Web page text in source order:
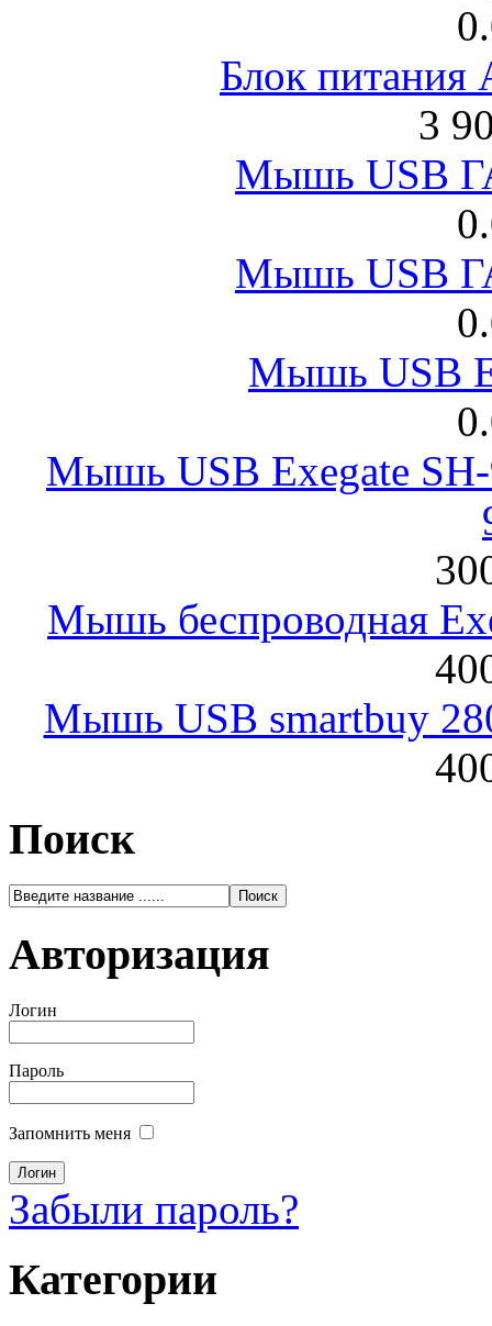
Блок питания
3
Мышь USB
Мышь USB
Мышь USB
Мышь USB Exegate
Мышь беспроводная
Мышь USB smartbuy
Поиск
Авторизация
Логин
Пароль
Запомнить меня
Забыли пароль?
Категории